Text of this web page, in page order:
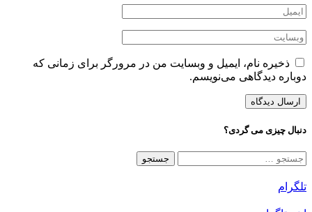
ذخیره نام، ایمیل و وبسایت من در مرورگر برای زمانی که
دوباره دیدگاهی می‌نویسم.
دنبال چیزی می گردی؟
جستجو
تلگرام